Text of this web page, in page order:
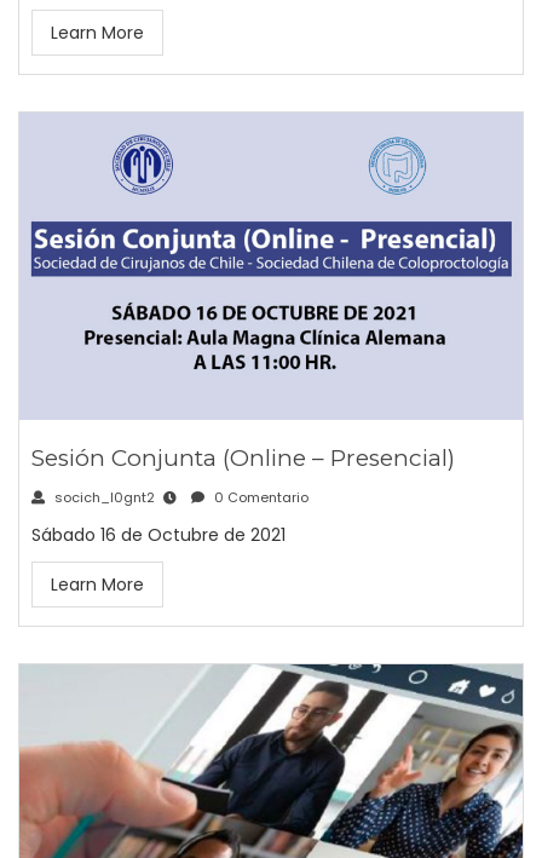
Learn More
Sesión Conjunta (Online – Presencial)
socich_l0gnt2 0 Comentario
Sábado 16 de Octubre de 2021
Learn More